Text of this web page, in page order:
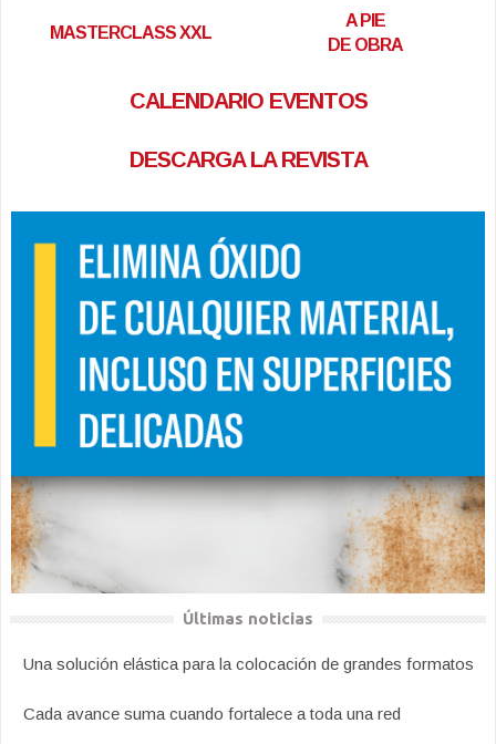
MASTERCLASS XXL
A PIE
DE OBRA
CALENDARIO EVENTOS
DESCARGA LA REVISTA
Últimas noticias
Una solución elástica para la colocación de grandes formatos
Cada avance suma cuando fortalece a toda una red